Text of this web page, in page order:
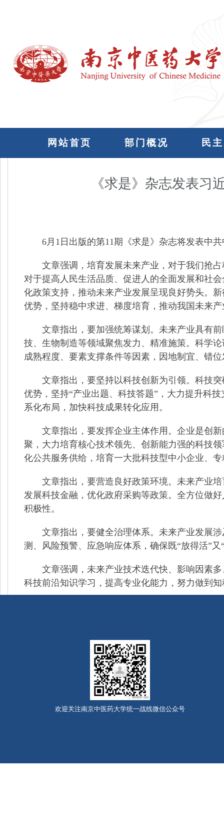
网站首页 部门概况 民
《求是》杂志发表习
6月1日出版的第11期《求是》杂志将发表中
文章强调，培育发展未来产业，对于我们抢占
对于提高人民生活品质、促进人的全面发展和社
化政策支持，推动未来产业发展呈现良好势头。
优势，坚持稳中求进、梯度培育，推动我国未来
文章指出，要加强统筹谋划。未来产业具有前
技、生物制造等领域聚焦发力、精准施策。科学
成熟程度、要素支撑条件等因素，因地制宜、错
文章指出，要坚持以科技创新为引领。科技突
优势，坚持“产业出题、科技答题”，大力提升科
系化布局，加快科技成果转化应用。
文章指出，要发挥企业主体作用。企业是创新
聚，大力培育核心技术领先、创新能力强的科技
化公共服务供给，培育一大批科技型中小企业、
文章指出，要营造良好政策环境。未来产业培
发展科技金融，优化政府采购等政策。全方位做
积极性。
文章指出，要健全治理体系。未来产业发展涉
测、风险预警、应急响应体系，确保既“放得活”
文章强调，未来产业技术迭代快、影响因素多
科技前沿知识学习，提高专业化能力，努力做到
欢迎关注南京中医药大学统一战线微信公众号